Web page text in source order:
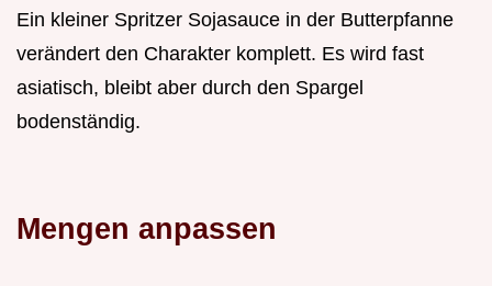
Ein kleiner Spritzer Sojasauce in der Butterpfanne
verändert den Charakter komplett. Es wird fast
asiatisch, bleibt aber durch den Spargel
bodenständig.
Mengen anpassen